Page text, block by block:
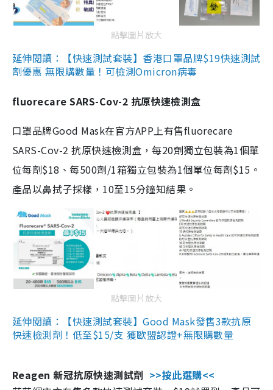
點擊圖片放大
延伸閱讀：【快速測試套裝】香港口罩品牌$19快速測試
劑優惠 無限購數量！可檢測Omicron病毒
fluorecare SARS-Cov-2 抗原快速檢測盒
口罩品牌Good Mask在官方APP上有售fluorecare
SARS-Cov-2 抗原快速檢測盒，每20劑獨立包裝為1個單
位每劑$18、每500劑/1箱獨立包裝為1個單位每劑$15。
產品以鼻拭子採樣，10至15分鐘知結果。
點擊圖片放大
延伸閱讀：【快速測試套裝】Good Mask發售3款抗原
快速檢測劑！低至$15/支 獲歐盟認證+無限購數量
Reagen 新冠抗原快速測試劑 >>按此選購<<